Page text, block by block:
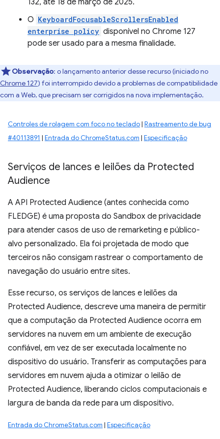
132, até 18 de março de 2025.
O KeyboardFocusableScrollersEnabled
enterprise policy disponível no Chrome 127
pode ser usado para a mesma finalidade.
Observação: o lançamento anterior desse recurso (iniciado no
Chrome 127) foi interrompido devido a problemas de compatibilidade
com a Web, que precisam ser corrigidos na nova implementação.
Controles de rolagem com foco no teclado| Rastreamento de bug
#40113891 | Entrada do ChromeStatus.com | Especificação
Serviços de lances e leilões da Protected
Audience
A API Protected Audience (antes conhecida como
FLEDGE) é uma proposta do Sandbox de privacidade
para atender casos de uso de remarketing e público-
alvo personalizado. Ela foi projetada de modo que
terceiros não consigam rastrear o comportamento de
navegação do usuário entre sites.
Esse recurso, os serviços de lances e leilões da
Protected Audience, descreve uma maneira de permitir
que a computação da Protected Audience ocorra em
servidores na nuvem em um ambiente de execução
confiável, em vez de ser executada localmente no
dispositivo do usuário. Transferir as computações para
servidores em nuvem ajuda a otimizar o leilão de
Protected Audience, liberando ciclos computacionais e
largura de banda da rede para um dispositivo.
Entrada do ChromeStatus.com | Especificação